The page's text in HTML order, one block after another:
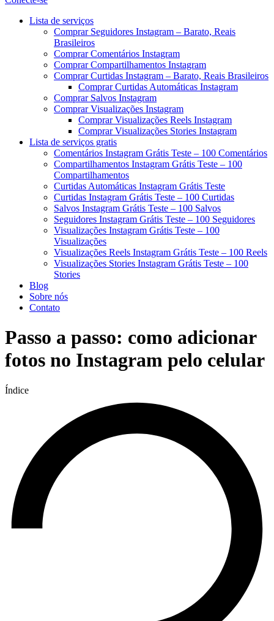
Menu
Lista de serviços
Comprar Seguidores Instagram – Barato, Reais
Brasileiros
Comprar Comentários Instagram
Comprar Compartilhamentos Instagram
Comprar Curtidas Instagram – Barato, Reais Brasileiros
Comprar Curtidas Automáticas Instagram
Comprar Salvos Instagram
Comprar Visualizações Instagram
Comprar Visualizações Reels Instagram
Comprar Visualizações Stories Instagram
Lista de serviços gratis
Comentários Instagram Grátis Teste – 100 Comentários
Compartilhamentos Instagram Grátis Teste – 100
Compartilhamentos
Curtidas Automáticas Instagram Grátis Teste
Curtidas Instagram Grátis Teste – 100 Curtidas
Salvos Instagram Grátis Teste – 100 Salvos
Seguidores Instagram Grátis Teste – 100 Seguidores
Visualizações Instagram Grátis Teste – 100
Visualizações
Visualizações Reels Instagram Grátis Teste – 100 Reels
Visualizações Stories Instagram Grátis Teste – 100
Stories
Blog
Sobre nós
Contato
Passo a passo: como adicionar
fotos no Instagram pelo celular
Índice